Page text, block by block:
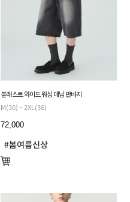
블래스트 와이드 워싱 데님 반바지
M(30) ~ 2XL(36)
72,000